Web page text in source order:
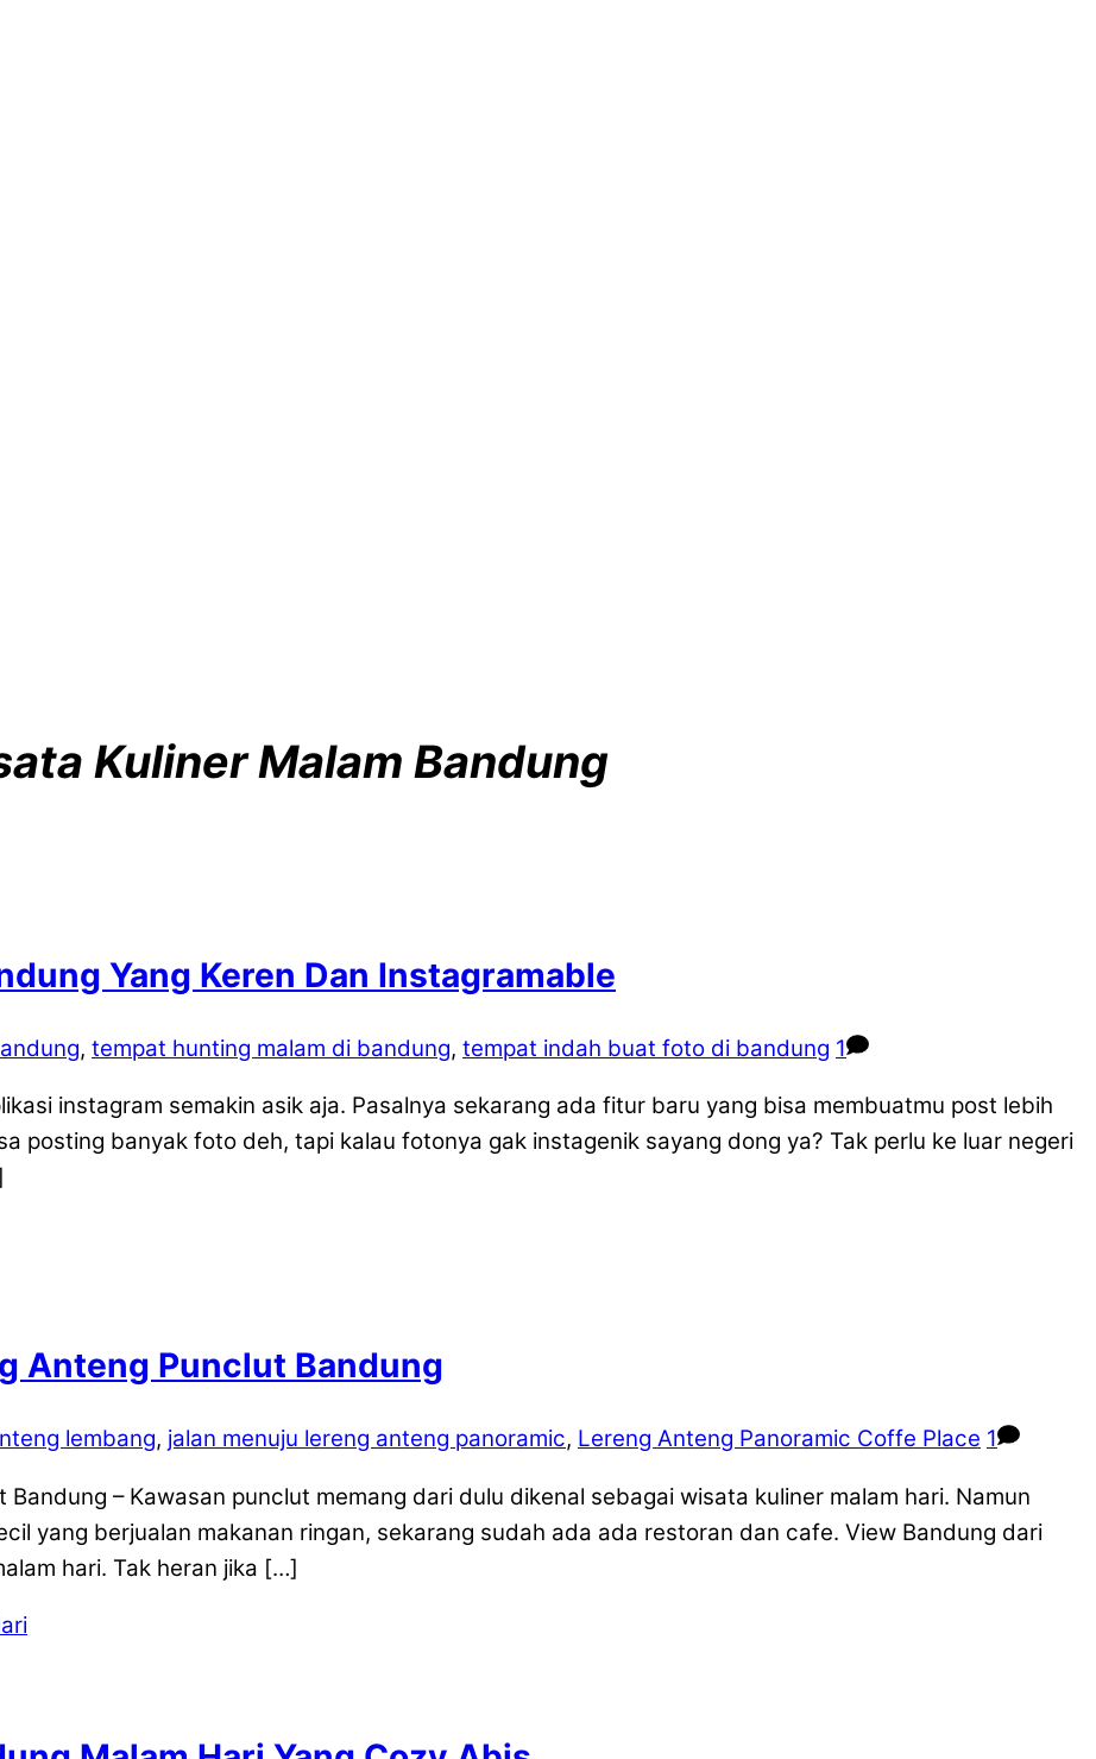
Kuliner Malam Bandung
Yang Keren Dan Instagramable
, tempat hunting malam di bandung, tempat indah buat foto di bandung 1
instagram semakin asik aja. Pasalnya sekarang ada fitur baru yang bisa membuatmu post lebih
posting banyak foto deh, tapi kalau fotonya gak instagenik sayang dong ya? Tak perlu ke luar negeri
Anteng Punclut Bandung
lembang, jalan menuju lereng anteng panoramic, Lereng Anteng Panoramic Coffe Place 1
– Kawasan punclut memang dari dulu dikenal sebagai wisata kuliner malam hari. Namun
yang berjualan makanan ringan, sekarang sudah ada ada restoran dan cafe. View Bandung dari
hari. Tak heran jika […]